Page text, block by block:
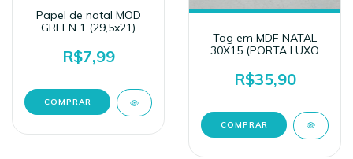
Papel de natal MOD
GREEN 1 (29,5x21)
R$7,99
Tag em MDF NATAL
30X15 (PORTA LUXO
R$35,90